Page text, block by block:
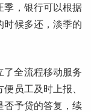
季，银行可以根据
时候多还，淡季的
了全流程移动服务
员工及时上报、
否予贷的答复，续